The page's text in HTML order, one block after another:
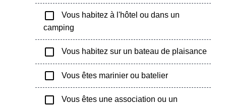
check_box_outline_blank
Vous habitez à l'hôtel ou dans un
camping
check_box_outline_blank Vous habitez sur un bateau de plaisance
check_box_outline_blank Vous êtes marinier ou batelier
check_box_outline_blank
Vous êtes une association ou un